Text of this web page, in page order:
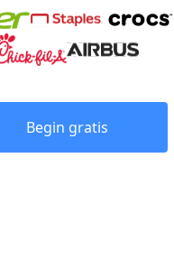
Begin gratis